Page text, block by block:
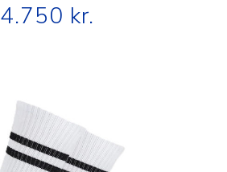
4.750 kr.